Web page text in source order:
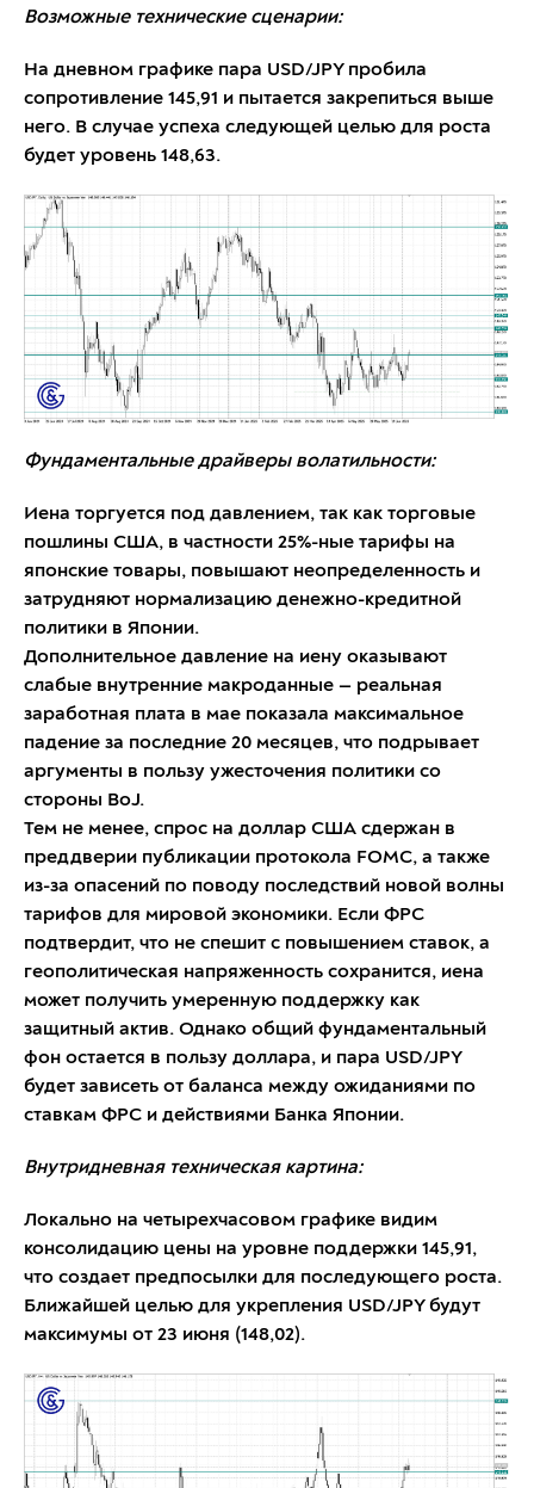
Возможные технические сценарии:
На дневном графике пара USD/JPY пробила
сопротивление 145,91 и пытается закрепиться выше
него. В случае успеха следующей целью для роста
будет уровень 148,63.
Фундаментальные драйверы волатильности:
Иена торгуется под давлением, так как торговые
пошлины США, в частности 25%-ные тарифы на
японские товары, повышают неопределенность и
затрудняют нормализацию денежно-кредитной
политики в Японии.
Дополнительное давление на иену оказывают
слабые внутренние макроданные — реальная
заработная плата в мае показала максимальное
падение за последние 20 месяцев, что подрывает
аргументы в пользу ужесточения политики со
стороны BoJ.
Тем не менее, спрос на доллар США сдержан в
преддверии публикации протокола FOMC, а также
из-за опасений по поводу последствий новой волны
тарифов для мировой экономики. Если ФРС
подтвердит, что не спешит с повышением ставок, а
геополитическая напряженность сохранится, иена
может получить умеренную поддержку как
защитный актив. Однако общий фундаментальный
фон остается в пользу доллара, и пара USD/JPY
будет зависеть от баланса между ожиданиями по
ставкам ФРС и действиями Банка Японии.
Внутридневная техническая картина:
Локально на четырехчасовом графике видим
консолидацию цены на уровне поддержки 145,91,
что создает предпосылки для последующего роста.
Ближайшей целью для укрепления USD/JPY будут
максимумы от 23 июня (148,02).